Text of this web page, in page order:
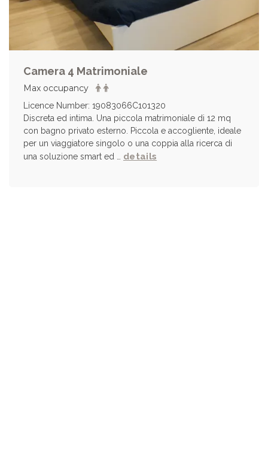
Camera 4 Matrimoniale
Max occupancy
Licence Number: 19083066C101320
Discreta ed intima. Una piccola matrimoniale di 12 mq
con bagno privato esterno. Piccola e accogliente, ideale
per un viaggiatore singolo o una coppia alla ricerca di
una soluzione smart ed … details